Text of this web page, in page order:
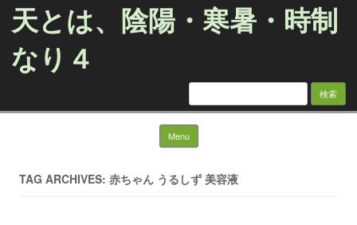
天とは、陰陽・寒暑・時制
なり４
検
Menu Skip to content
TAG ARCHIVES: 赤ちゃん うるしず 美容液